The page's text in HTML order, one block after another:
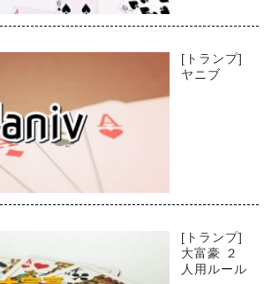
[トランプ]
ヤニブ
[トランプ]
大富豪 ２
人用ルール